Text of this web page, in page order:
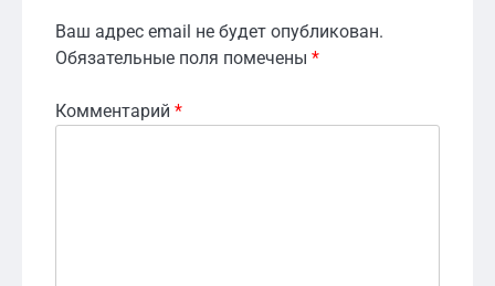
Ваш адрес email не будет опубликован.
Обязательные поля помечены *
Комментарий *